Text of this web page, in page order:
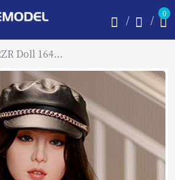
0
RZR Doll 164cm Eカップ No.21 媚娘「R」シリーズラブドール